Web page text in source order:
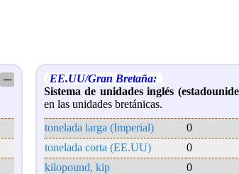
─
EE.UU/Gran Bretaña:
Sistema de unidades inglés
en las unidades bretánicas.
tonelada larga (Imperial)
0
tonelada corta (EE.UU)
0
kilopound, kip
0